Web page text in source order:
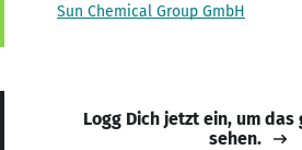
Sun Chemical Group GmbH
Logg Dich jetzt ein, um das
sehen.